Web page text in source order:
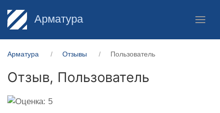
Арматура
Арматура Отзывы Пользователь
Отзыв, Пользователь